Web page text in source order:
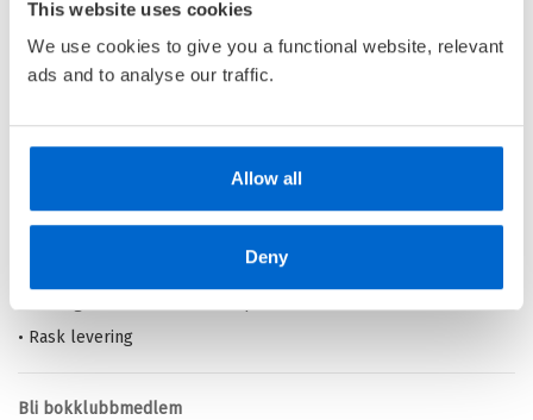
This website uses cookies
We use cookies to give you a functional website, relevant
ads and to analyse our traffic.
Allow all
Deny
Kjøp
Din barnebokhandel på nett
• Best på barnebøker
• Alltid lave priser og maks rabatt
• Rask levering
Bli bokklubbmedlem